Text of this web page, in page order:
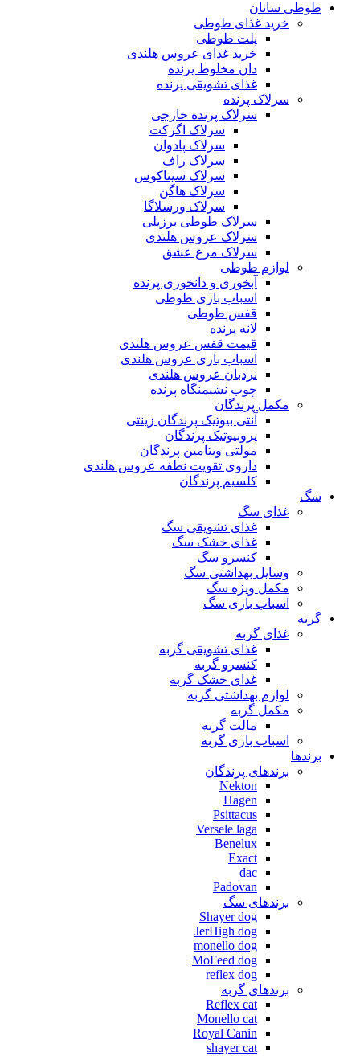
طوطی سانان
خرید غذای طوطی
پلت طوطی
خرید غذای عروس هلندی
دان مخلوط پرنده
غذای تشویقی پرنده
سرلاک پرنده
سرلاک پرنده خارجی
سرلاک اگزکت
سرلاک پادوان
سرلاک راف
سرلاک سیتاکوس
سرلاک هاگن
سرلاک ورسلاگا
سرلاک طوطی برزیلی
سرلاک عروس هلندی
سرلاک مرغ عشق
لوازم طوطی
آبخوری و دانخوری پرنده
اسباب بازی طوطی
قفس طوطی
لانه پرنده
قیمت قفس عروس هلندی
اسباب بازی عروس هلندی
نردبان عروس هلندی
چوب نشیمنگاه پرنده
مکمل پرندگان
آنتی بیوتیک پرندگان زینتی
پروبیوتیک پرندگان
مولتی ویتامین پرندگان
داروی تقویت نطفه عروس هلندی
کلسیم پرندگان
سگ
غذای سگ
غذای تشویقی سگ
غذای خشک سگ
کنسرو سگ
وسایل بهداشتی سگ
مکمل ویژه سگ
اسباب بازی سگ
گربه
غذای گربه
غذای تشویقی گربه
کنسرو گربه
غذای خشک گربه
لوازم بهداشتی گربه
مکمل گربه
مالت گربه
اسباب بازی گربه
برندها
برندهای پرندگان
Nekton
Hagen
Psittacus
Versele laga
Benelux
Exact
dac
Padovan
برندهای سگ
Shayer dog
JerHigh dog
monello dog
MoFeed dog
reflex dog
برندهای گربه
Reflex cat
Monello cat
Royal Canin
shayer cat